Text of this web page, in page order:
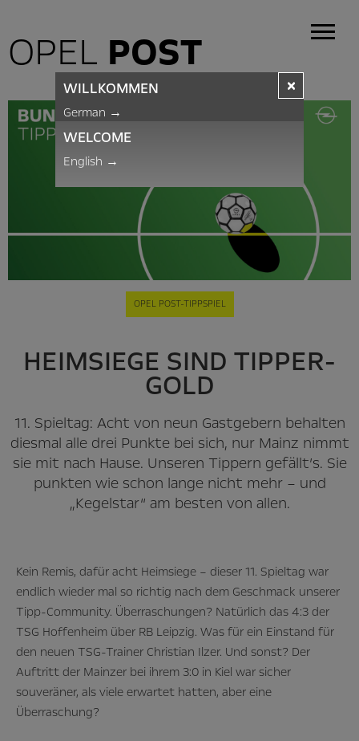
OPEL POST
OPEL POST-TIPPSPIEL
HEIMSIEGE SIND TIPPER-
GOLD
11. Spieltag: Acht von neun Gastgebern behalten
diesmal alle drei Punkte bei sich, nur Mainz nimmt
sie mit nach Hause. Unseren Tippern gefällt’s. Sie
punkten wie schon lange nicht mehr – und
„Kegelstar“ am besten von allen.
Kein Remis, dafür acht Heimsiege – dieser 11. Spieltag war
endlich wieder mal so richtig nach dem Geschmack unserer
Tipp-Community. Überraschungen? Natürlich das 4:3 der
TSG Hoffenheim über RB Leipzig. Was für ein Einstand für
den neuen TSG-Trainer Christian Ilzer. Und sonst? Der
Auftritt der Mainzer bei ihrem 3:0 in Kiel war sicher
souveräner, als viele erwartet hatten, aber eine
Überraschung?
×
WILLKOMMEN
German →
WELCOME
English →